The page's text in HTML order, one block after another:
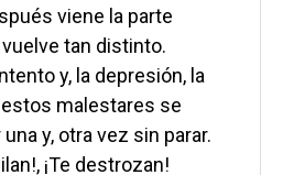
viene la parte
tan distinto.
y, la depresión, la
malestares se
y, otra vez sin parar.
¡Te destrozan!